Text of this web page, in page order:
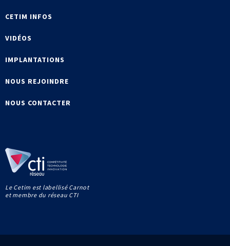
Le Cetim est labellisé Carnot
et membre du réseau CTI
CETIM INFOS
VIDÉOS
IMPLANTATIONS
NOUS REJOINDRE
NOUS CONTACTER